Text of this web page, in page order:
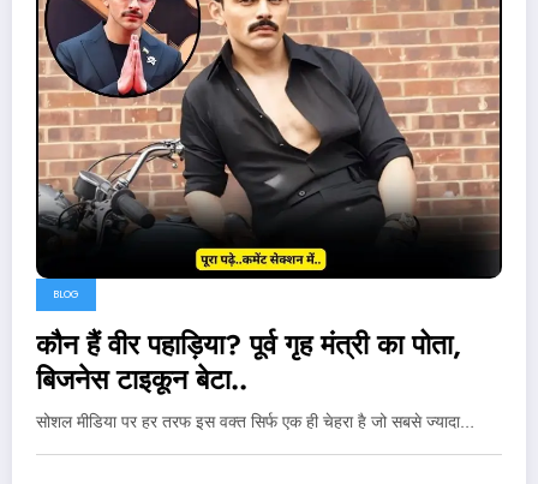
BLOG
कौन हैं वीर पहाड़िया? पूर्व गृह मंत्री का पोता,
बिजनेस टाइकून बेटा..
सोशल मीडिया पर हर तरफ इस वक्त सिर्फ एक ही चेहरा है जो सबसे ज्यादा…